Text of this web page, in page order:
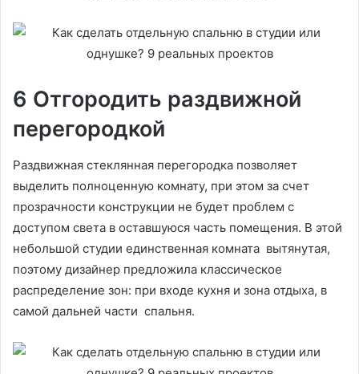
6 Отгородить раздвижной
перегородкой
Раздвижная стеклянная перегородка позволяет
выделить полноценную комнату, при этом за счет
прозрачности конструкции не будет проблем с
доступом света в оставшуюся часть помещения. В этой
небольшой студии единственная комната вытянутая,
поэтому дизайнер предложила классическое
распределение зон: при входе кухня и зона отдыха, в
самой дальней части спальня.